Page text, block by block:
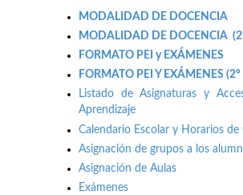
MODALIDAD DE DOCENCIA
MODALIDAD DE DOCENCIA
FORMATO PEI y EXÁMENES
FORMATO PEI Y EXÁMENES
Listado de Asignaturas y
Aprendizaje
Calendario Escolar y Horarios de
Asignación de grupos a los
Asignación de Aulas
Exámenes